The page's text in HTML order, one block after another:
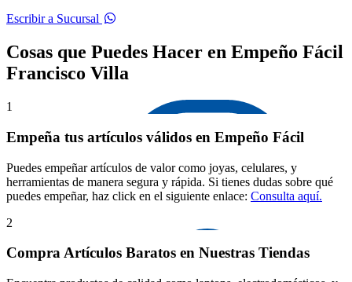
Escribir a Sucursal
Cosas que Puedes Hacer en Empeño Fácil
Francisco Villa
1
Empeña tus artículos válidos en Empeño Fácil
Puedes empeñar artículos de valor como joyas, celulares, y
herramientas de manera segura y rápida. Si tienes dudas sobre qué
puedes empeñar, haz click en el siguiente enlace: Consulta aquí.
2
Compra Artículos Baratos en Nuestras Tiendas